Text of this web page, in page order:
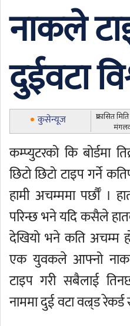
नाकले
दुईवटा
कुसेन्यूज
प्रकासित
कम्प्युटरको कि बोर्डमा
छिटो छिटो टाइप गर्ने
हामी अचम्ममा पर्छौँ ।
परिन्छ भने यदि कसैले
देखियो भने कति अचम्म
एक युवकले आफ्नो नाकले
टाइप गरी सबैलाई
नाममा दुई वटा वल्र्ड